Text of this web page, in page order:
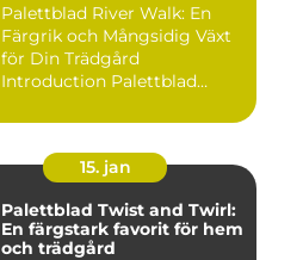
Palettblad River Walk: En
Färgrik och Mångsidig Växt
för Din Trädgård
Introduction Palettblad
15. jan
Palettblad Twist and Twirl:
En färgstark favorit för hem
och trädgård